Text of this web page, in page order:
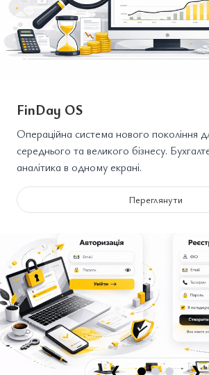
FinDay OS
Операційна система нового покоління
середнього та великого бізнесу.
аналітика в одному екрані.
Переглянути